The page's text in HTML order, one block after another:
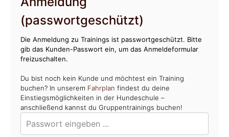
(passwortgeschützt)
Die Anmeldung zu Trainings ist passwortgeschützt. Bitte
gib das Kunden-Passwort ein, um das Anmeldeformular
freizuschalten.
Du bist noch kein Kunde und möchtest ein Training
buchen? In unserem Fahrplan findest du deine
Einstiegsmöglichkeiten in der Hundeschule –
anschließend kannst du Gruppentrainings buchen!